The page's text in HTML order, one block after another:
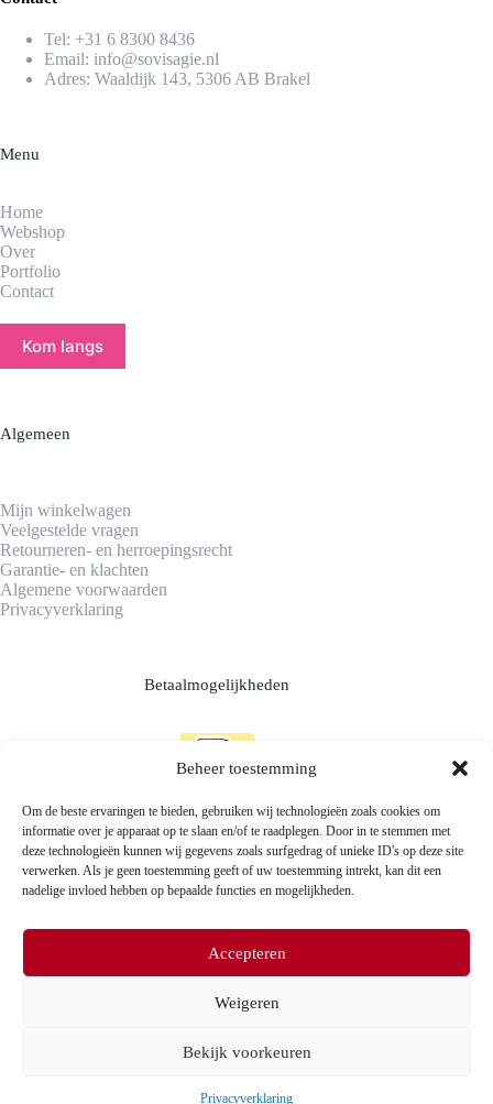
Beheer toestemming
Om de beste ervaringen te bieden, gebruiken wij technologieën zoals cookies om
informatie over je apparaat op te slaan en/of te raadplegen. Door in te stemmen met
deze technologieën kunnen wij gegevens zoals surfgedrag of unieke ID's op deze site
verwerken. Als je geen toestemming geeft of uw toestemming intrekt, kan dit een
nadelige invloed hebben op bepaalde functies en mogelijkheden.
Accepteren
Weigeren
Bekijk voorkeuren
Privacyverklaring
Tel: +31 6 8300 8436​
Email: info@sovisagie.nl
Adres: Waaldijk 143, 5306 AB Brakel
Menu
Home
Webshop
Over
Portfolio
Contact
Kom langs
Algemeen
Mijn winkelwagen
Veelgestelde vragen
Retourneren- en herroepingsrecht
Garantie- en klachten
Algemene voorwaarden
Privacyverklaring
Betaalmogelijkheden